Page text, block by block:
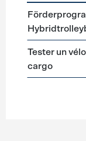
Tester un
cargo